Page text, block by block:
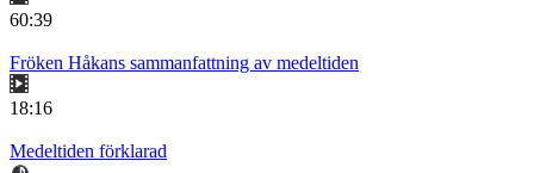
60:39
Fröken Håkans sammanfattning av medeltiden
18:16
Medeltiden förklarad